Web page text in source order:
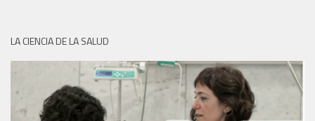
LA CIENCIA DE LA SALUD